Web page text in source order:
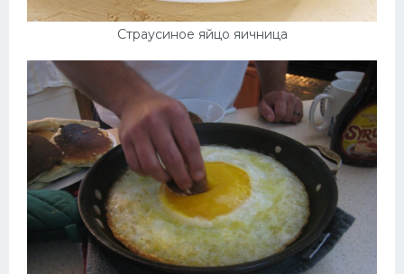
Страусиное яйцо яичница
Салат
Десерт
Напитки
Дизайн комнаты